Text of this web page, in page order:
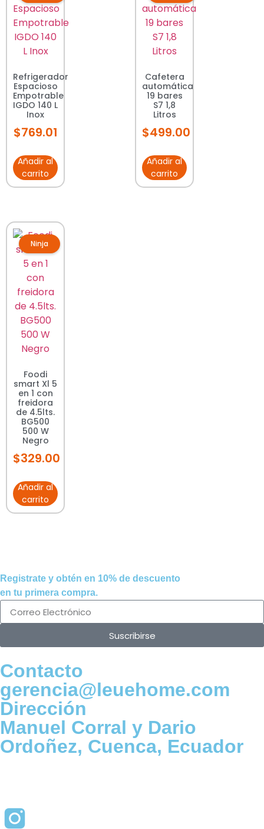
Refrigerador
Espacioso
Empotrable
IGDO 140 L
Inox
$769.01
Añadir al
carrito
Cafetera
automática
19 bares
S7 1,8
Litros
$499.00
Añadir al
carrito
Ninja
Foodi
smart Xl 5
en 1 con
freidora
de 4.5lts.
BG500
500 W
Negro
$329.00
Añadir al
carrito
Registrate y obtén en 10% de descuento
en tu primera compra.
Suscribirse
Contacto
gerencia@leuehome.com
Dirección
Manuel Corral y Dario
Ordoñez, Cuenca, Ecuador